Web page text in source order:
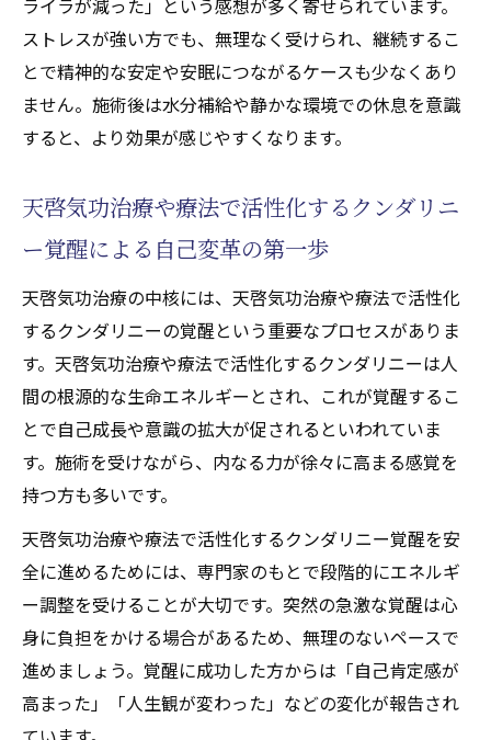
天啓気功治療や療法で活性化するチャクラ
開放による自己回復力の向上方法
拒食症寛解へ導く覚醒体験のポイント
天啓気功治療で得られる安心感と希望
ストレスが強い方でも、無理なく受けられ、継続するこ
とで精神的な安定や安眠につながるケースも少なくあり
ません。施術後は水分補給や静かな環境での休息を意識
すると、より効果が感じやすくなります。
天啓気功治療や療法で活性化するクンダリニ
ー覚醒による自己変革の第一歩
天啓気功治療の中核には、天啓気功治療や療法で活性化
するクンダリニーの覚醒という重要なプロセスがありま
す。天啓気功治療や療法で活性化するクンダリニーは人
間の根源的な生命エネルギーとされ、これが覚醒するこ
とで自己成長や意識の拡大が促されるといわれていま
す。施術を受けながら、内なる力が徐々に高まる感覚を
持つ方も多いです。
天啓気功治療や療法で活性化するクンダリニー覚醒を安
全に進めるためには、専門家のもとで段階的にエネルギ
ー調整を受けることが大切です。突然の急激な覚醒は心
身に負担をかける場合があるため、無理のないペースで
進めましょう。覚醒に成功した方からは「自己肯定感が
高まった」「人生観が変わった」などの変化が報告され